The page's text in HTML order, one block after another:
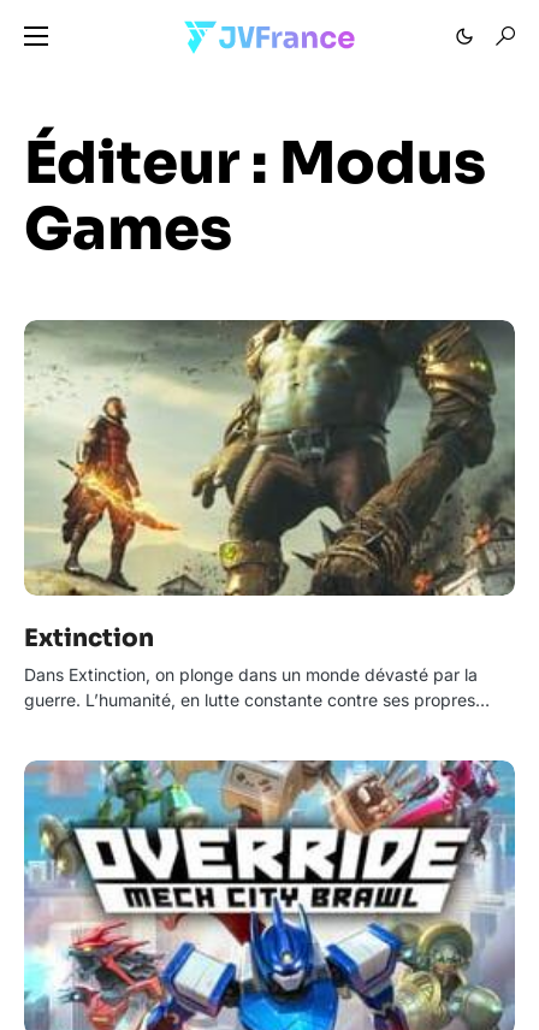
Éditeur : Modus
Games
Extinction
Dans Extinction, on plonge dans un monde dévasté par la
guerre. L’humanité, en lutte constante contre ses propres…